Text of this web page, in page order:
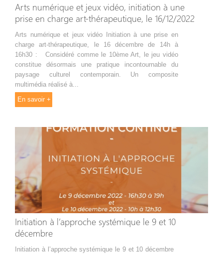
Arts numérique et jeux vidéo, initiation à une
prise en charge art-thérapeutique, le 16/12/2022
Arts numérique et jeux vidéo Initiation à une prise en
charge art-thérapeutique, le 16 décembre de 14h à
16h30 : Considéré comme le 10ème Art, le jeu vidéo
constitue désormais une pratique incontournable du
paysage culturel contemporain. Un composite
multimédia réalisé à...
En savoir +
Initiation à l’approche systémique le 9 et 10
décembre
Initiation à l’approche systémique le 9 et 10 décembre